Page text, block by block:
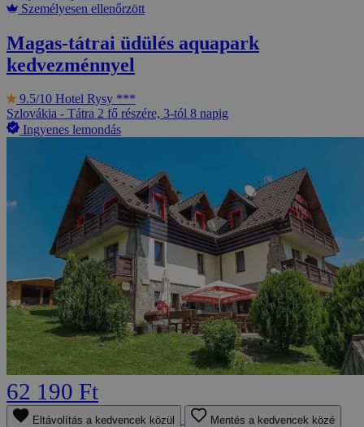
Személyesen ellenőrzött
Magas-tátrai üdülés aquapark
kedvezménnyel
9.5/10 Hotel Rysy ***
Szlovákia - Tátra 2 fő részére, 3-tól 8 napig
Ingyenes lemondás
62 190 Ft
Eltávolítás a kedvencek közül Mentés a kedvencek közé